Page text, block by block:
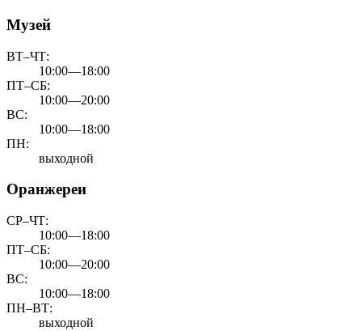
Музей
ВТ–ЧТ:
10:00—18:00
ПТ–СБ:
10:00—20:00
ВС:
10:00—18:00
ПН:
выходной
Оранжереи
СР–ЧТ:
10:00—18:00
ПТ–СБ:
10:00—20:00
ВС:
10:00—18:00
ПН–ВТ:
выходной